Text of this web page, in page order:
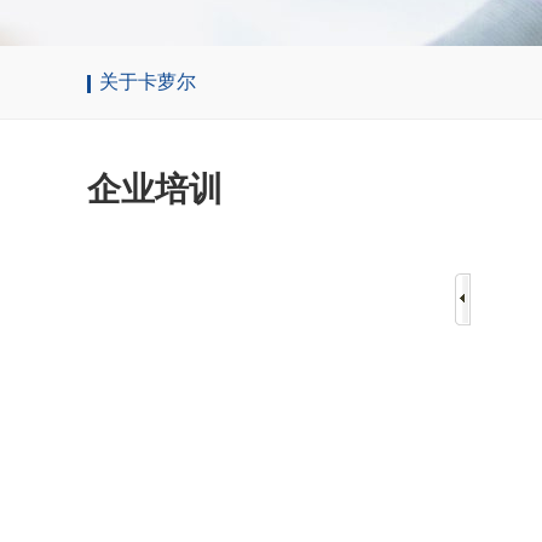
关于卡萝尔
企业培训